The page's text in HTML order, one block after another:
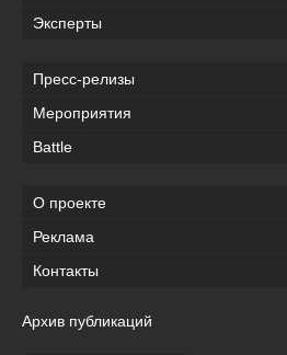
Эксперты
Пресс-релизы
Мероприятия
Battle
О проекте
Реклама
Контакты
Архив публикаций